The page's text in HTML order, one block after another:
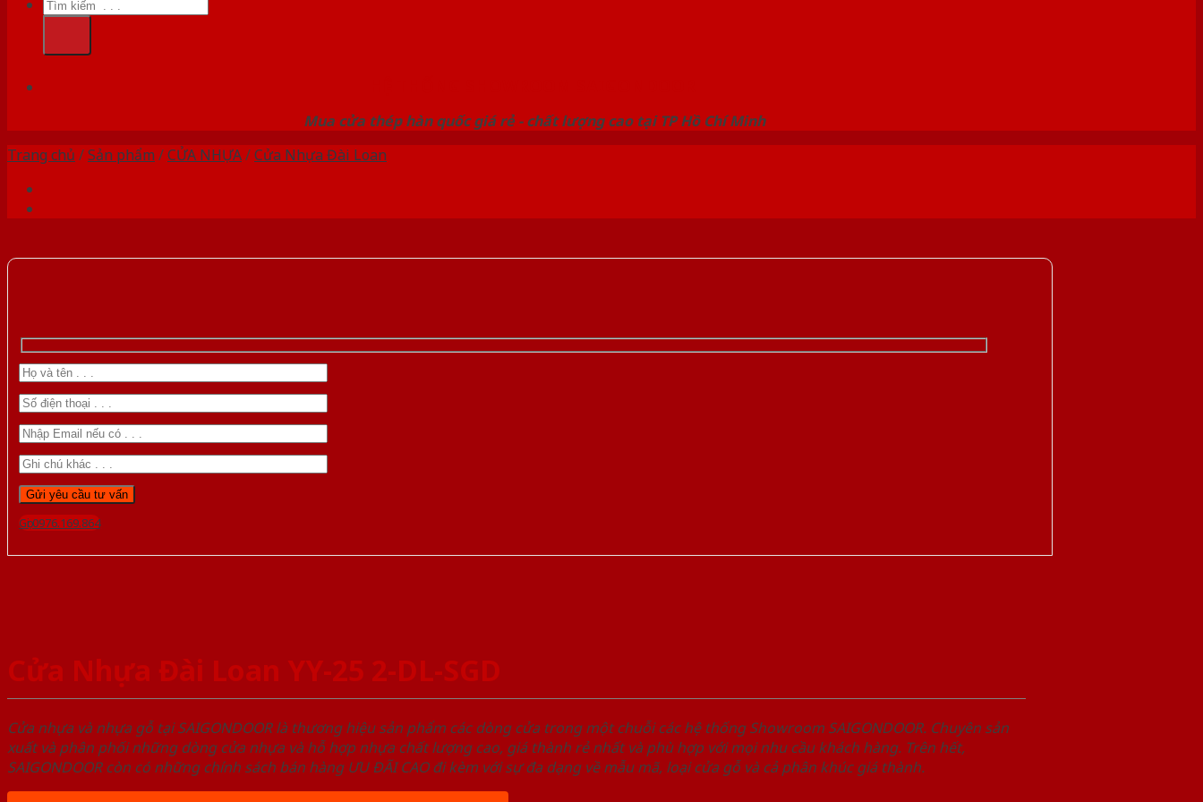
kiếm:
Mua cửa thép hàn quốc giá rẻ - chất lượng cao tại TP Hồ Chí Minh
Trang chủ /Sản phẩm /CỬA NHỰA/Cửa Nhựa Đài Loan
Gọi 0976.169.864
Cửa Nhựa Đài Loan YY-25 2-DL-SGD
Cửa nhựa và nhựa gỗ tại SAIGONDOOR là thương hiệu sản phẩm các dòng cửa trong một chuỗi các hệ thống Showroom SAIGONDOOR. Chuyên sản
xuất và phân phối những dòng cửa nhựa và hỗ hợp nhựa chất lượng cao, giá thành rẻ nhất và phù hợp với mọi nhu cầu khách hàng. Trên hết,
SAIGONDOOR còn có những chính sách bán hàng ƯU ĐÃI CAO đi kèm với sự đa dạng về mẫu mã, loại cửa gỗ và cả phân khúc giá thành.